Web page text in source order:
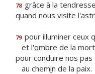
78 grâce à la
quand nous visite l'a
79 pour illuminer ceux
et l'ombre de la
pour conduire nos pas
au chemin de la paix.